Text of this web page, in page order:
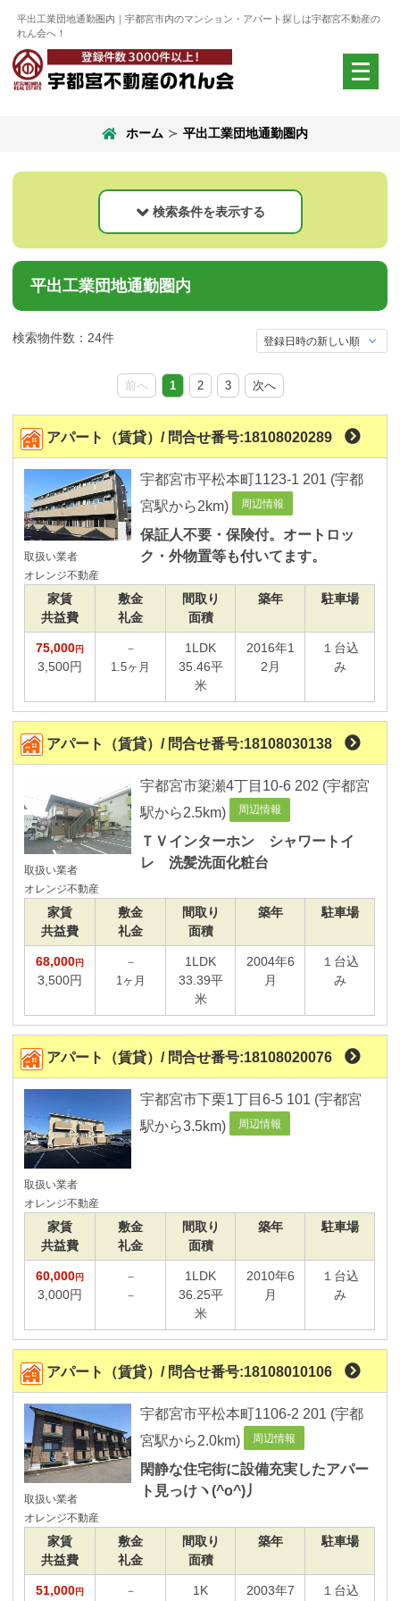
平出工業団地通勤圏内｜宇都宮市内のマンション・アパート探しは宇都宮不動産の
れん会へ！
メ
ニ
く
ホーム 平出工業団地通勤圏内
検索条件を表示する
現在のエリア
アパート/マンション/借家
店舗/事務所/倉庫
駐車場
こだわり条件
建物の種類
賃料
～
間取り
～
部屋面積
～
設備から選ぶ
都市ガスの物件
オ－トロック設置物件
２４時間 管理対応物件
CS放送受信可能物件
屋根付き駐車場
契約条件から選ぶ
敷金・礼金無し物件
礼金無し物件
フリ－レント物件
物件種類から選ぶ
ペット可物件
リノベ－ション済
住宅設備
室内洗濯機置場
エレベーター付
追炊給湯
防犯カメラ設置
浴室乾燥機
カードキーシステム
家電製品付
宅配ボックス
平出工業団地通勤圏内
検索物件数：24件
前へ 1 2 3 次へ
アパート（賃貸）/ 問合せ番号:18108020289
取扱い業者
オレンジ不動産
宇都宮市平松本町1123-1 201 (宇都
宮駅から2km)
周辺情報
保証人不要・保険付。オートロッ
ク・外物置等も付いてます。
家賃
共益費
敷金
礼金
間取り
面積
築年 駐車場
75,000円
3,500円
－
1.5ヶ月
1LDK
35.46平
米
2016年1
2月
１台込
み
アパート（賃貸）/ 問合せ番号:18108030138
取扱い業者
オレンジ不動産
宇都宮市簗瀬4丁目10-6 202 (宇都宮
駅から2.5km)
周辺情報
ＴＶインターホン シャワートイ
レ 洗髪洗面化粧台
家賃
共益費
敷金
礼金
間取り
面積
築年 駐車場
68,000円
3,500円
－
1ヶ月
1LDK
33.39平
米
2004年6
月
１台込
み
アパート（賃貸）/ 問合せ番号:18108020076
取扱い業者
オレンジ不動産
宇都宮市下栗1丁目6-5 101 (宇都宮
駅から3.5km)
周辺情報
家賃
共益費
敷金
礼金
間取り
面積
築年 駐車場
60,000円
3,000円
－
－
1LDK
36.25平
米
2010年6
月
１台込
み
アパート（賃貸）/ 問合せ番号:18108010106
取扱い業者
オレンジ不動産
宇都宮市平松本町1106-2 201 (宇都
宮駅から2.0km)
周辺情報
閑静な住宅街に設備充実したアパー
ト見っけヽ(^o^)丿
家賃
共益費
敷金
礼金
間取り
面積
築年 駐車場
51,000円 － 1K 2003年7 １台込